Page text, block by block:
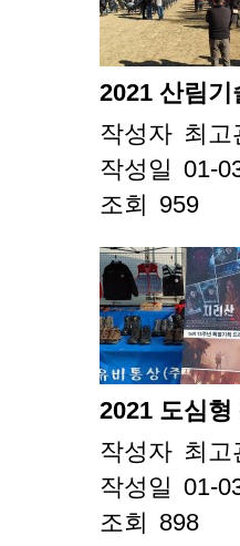
2021 산림
작성자 최고
작성일 01-
조회 959
2021 도심
작성자 최고
작성일 01-
조회 898